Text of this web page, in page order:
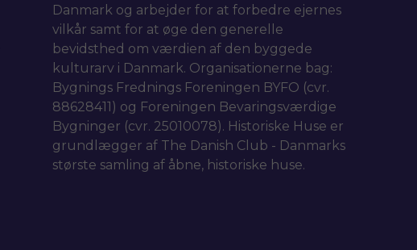
Danmark og arbejder for at forbedre ejernes
vilkår samt for at øge den generelle
bevidsthed om værdien af den byggede
kulturarv i Danmark. Organisationerne bag:
Bygnings Frednings Foreningen BYFO (cvr.
88628411) og Foreningen Bevaringsværdige
Bygninger (cvr. 25010078). Historiske Huse er
grundlægger af The Danish Club - Danmarks
største samling af åbne, historiske huse.